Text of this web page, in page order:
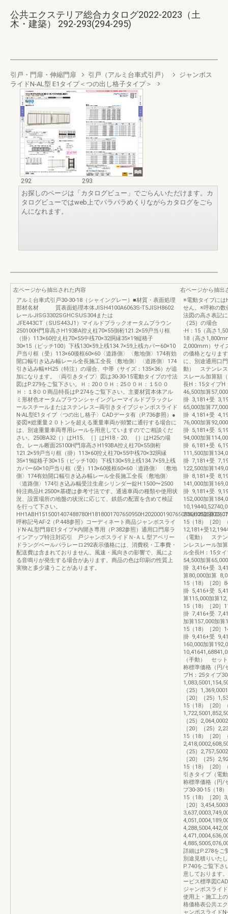
公共エクステリア総合カタログ2022-2023（土
木・建築） 292-293(294-295)
引戸・門扉・伸縮門扉 引戸（アルミ台車式引戸）
ジャンボス
ライドN-AL型 E1タイプ＜つの出し格子タイプ＞
292
293
お探しのページは「カタログビュー」でごらんいただけます。カ
タログビューではweb上でパラパラめくりながらカタログをごら
んになれます。
左ページから抽出された内容
アルミ台車式引戸30-30-18（シャイングレー）■材質・表面処理
部材名材 質表面処理本体JISH4100A6063S-T5JISH8602
レールJISG3302SGHCSUS304または
JFE443CT（SUS443J1）マイルドブラックオータムブラウン
250100H門扉高さH193BA控え柱70×55側桁121.2×59戸当り框
（掛）113×60控え柱70×55中桟70×32胴縁35×19縦格子
30×15（ピッチ100）下桟130×59上桟134.7×59上桟カバー60×10
戸当り框（受）113×60後框60×60〈道路側〉〈敷地側〉174有効
開口幅引き込み幅レール全長施工全長〈敷地側〉〈道路側〉174
引き込み幅※H25（特注）の場合、中帯（サイズ：135×36）が追
加になります。〈両引きタイプ〉図は30-30-15電動タイプの寸法
図はP.279をご覧下さい。Ｈ：20００Ｈ：25００Ｈ：１5００
Ｈ：１8００商品特長はP.274をご覧下さい。主要材質本体アル
ミ形材色オータムブラウンシャイングレーマイルドブラックレ
ールスチールまたはステンレス―両引きタイプジャンボスライド
N-AL型E1タイプ〈つの出し格子〉CADデータ有（P.736参照）●
姿図※総重量２０トンを超える重量車両が頻繁に通行する場合に
は、別途重量車両専用レールを用意していますのでご相談くだ
さい。250BA32（）はH15、［］はH18・20、｛｝はH25の場
合。レール断面25100H門扉高さH193BA控え柱70×55側桁
121.2×59戸当り框（掛）113×60控え柱70×55中桟70×32胴縁
35×19縦格子30×15（ピッチ100）下桟130×59上桟134.7×59上桟
カバー60×10戸当り框（受）113×60後框60×60〈道路側〉〈敷地
側〉174有効開口幅引き込み幅レール全長施工全長〈敷地側〉
〈道路側〉174引き込み幅受注生産シリンダー錠H:1500〜2500
特注商品H:2500※基礎は参考寸法です。通過車両の種類や使用状
況、設置場所の地盤の状況に応じて、鉄筋の配置を含めて検証
を行って下さい。
呼称記号AF-2（P.448参照）コーディネート商品ジャンボスライ
ドN-AL型門扉E1タイプ※内開き専用（P.382参照）通用口門扉ラ
インアップ特注対応引 戸ジャンボスライドＮ-ＡＬ型アペリー
ドラングベールパラレーロ292表示価格には、消費税・工事費・
配送費は含まれておりません。風速・風向きの影響で、風によ
る音鳴りが発生する場合があります。商品の色は印刷の性質上
実物と多少違うことがあります。
右ページから抽出
※電動タイプには
せん。※呼称の数
法図の高さ表記
｛25｝の場合
-H：15（高さ
18（高さ
2,000mm）サイ
の価格となりま
に、別途通用口
動） ステンレ
スレール加算額
長H：15タイプH
46,500加算
掛 3,181+受
65,000加算
掛 4,181+受
76,000加算
掛 5,181+受
94,000加算
掛 6,181+受
111,500加算
掛 7,181+受
122,500加算
掛 8,181+受
141,000加算
掛 9,181+受
152,000加算
206,000加算
15（18）［20］
12,181+受
（電動） ステ
ンレスレール加
ル全長H：15タ
54,500加算
掛 3,416+受
算80,000加算
15（18）［20］
掛 5,416+受
算115,000加算
15（18）［20］
掛 7,416+受
加算157,000加算
15（18）［20］
掛 9,416+受
160,000加算
（手動） セ
称標準価格（円/
プH：25タイプ
｛25｝
［20］｛25｝
15（18）［20］
｛25｝
［20］｛25｝
15（18）［20］
｛25｝
［20］｛25｝
15（18）［20］
引きタイプ（
称標準価格（円/
プ30-30-15（18
15（18）［20］
［20］
詳細はP.278をご
別途見積りいた
P.740をご覧下
意しております
ービス標準図
ジャンボスライ
使用上・施工上
格価格表公共エ
ャンボスライド